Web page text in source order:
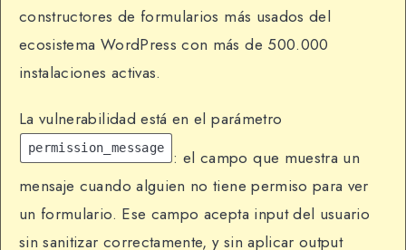
constructores de formularios más usados del
ecosistema WordPress con más de 500.000
instalaciones activas.
La vulnerabilidad está en el parámetro
permission_message
: el campo que muestra un
mensaje cuando alguien no tiene permiso para ver
un formulario. Ese campo acepta input del usuario
sin sanitizar correctamente, y sin aplicar output